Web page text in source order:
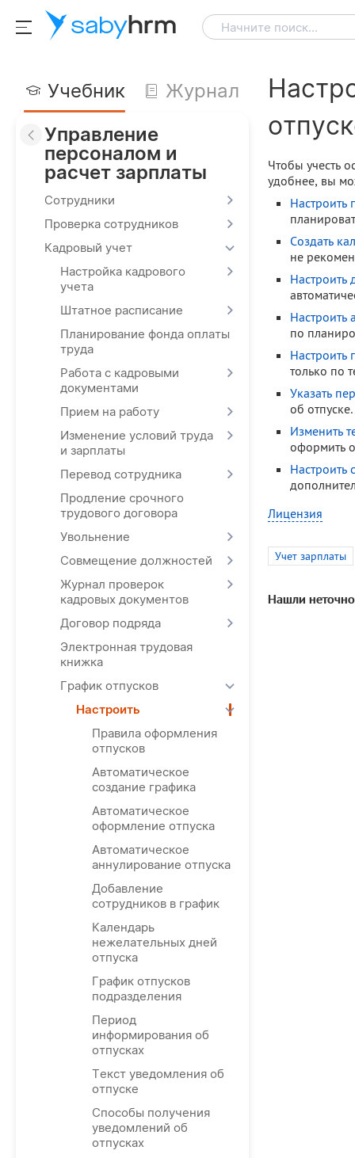
sabyhrm Начните поиск...
Учебник
Журнал
Управление
персоналом и
расчет зарплаты
Сотрудники
Проверка сотрудников
Кадровый учет
Настройка кадрового
учета
Штатное расписание
Планирование фонда оплаты
труда
Работа с кадровыми
документами
Прием на работу
Изменение условий труда
и зарплаты
Перевод сотрудника
Продление срочного
трудового договора
Увольнение
Совмещение должностей
Журнал проверок
кадровых документов
Договор подряда
Электронная трудовая
книжка
График отпусков
Настроить
Правила оформления
отпусков
Автоматическое
создание графика
Автоматическое
оформление отпуска
Автоматическое
аннулирование отпуска
Добавление
сотрудников в график
Календарь
нежелательных дней
отпуска
График отпусков
подразделения
Период
информирования об
отпусках
Текст уведомления об
отпуске
Способы получения
уведомлений об
отпусках
Чтобы учесть
удобнее, вы
Настроить
Создать
не
Настроить
Настроить
по
Настроить
только по
Указать
об отпуске.
Изменить
оформить
Настроить
Лицензия
Учет зарплаты
Нашли